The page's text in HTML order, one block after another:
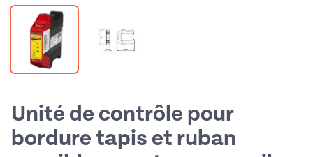
Unité de contrôle pour
bordure tapis et ruban